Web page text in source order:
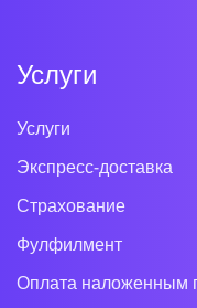
Услуги
Услуги
Экспресс-доставка
Страхование
Фулфилмент
Оплата наложенным